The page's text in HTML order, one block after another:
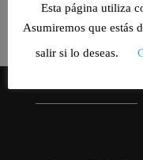
Selecciona una categoría
Esta página utiliza
Asumiremos que estás
salir si lo deseas.